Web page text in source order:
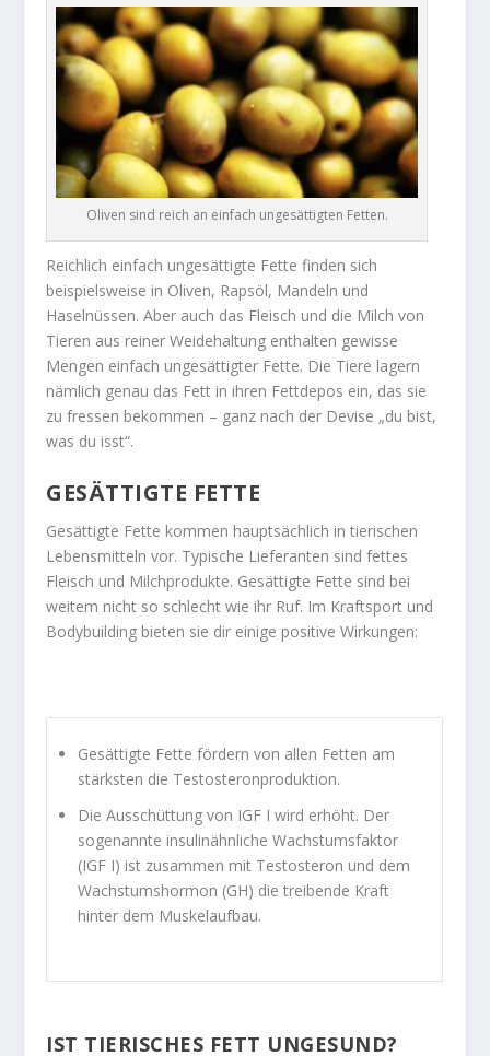
Oliven sind reich an einfach ungesättigten Fetten.
Reichlich einfach ungesättigte Fette finden sich
beispielsweise in Oliven, Rapsöl, Mandeln und
Haselnüssen. Aber auch das Fleisch und die Milch von
Tieren aus reiner Weidehaltung enthalten gewisse
Mengen einfach ungesättigter Fette. Die Tiere lagern
nämlich genau das Fett in ihren Fettdepos ein, das sie
zu fressen bekommen – ganz nach der Devise „du bist,
was du isst“.
GESÄTTIGTE FETTE
Gesättigte Fette kommen hauptsächlich in tierischen
Lebensmitteln vor. Typische Lieferanten sind fettes
Fleisch und Milchprodukte. Gesättigte Fette sind bei
weitem nicht so schlecht wie ihr Ruf. Im Kraftsport und
Bodybuilding bieten sie dir einige positive Wirkungen:
Gesättigte Fette fördern von allen Fetten am
stärksten die Testosteronproduktion.
Die Ausschüttung von IGF I wird erhöht. Der
sogenannte insulinähnliche Wachstumsfaktor
(IGF I) ist zusammen mit Testosteron und dem
Wachstumshormon (GH) die treibende Kraft
hinter dem Muskelaufbau.
IST TIERISCHES FETT UNGESUND?